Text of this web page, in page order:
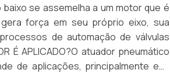
se assemelha a um motor que é
força em seu próprio eixo, sua
de automação de válvulas
É APLICADO?O atuador pneumático
de aplicações, principalmente em: